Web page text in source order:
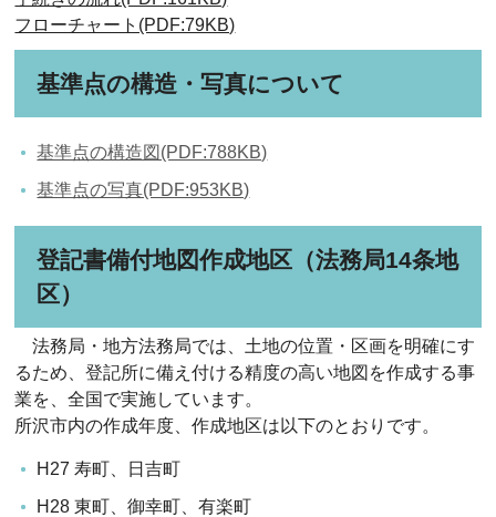
フローチャート(PDF:79KB)
基準点の構造・写真について
基準点の構造図(PDF:788KB)
基準点の写真(PDF:953KB)
登記書備付地図作成地区（法務局14条地
区）
法務局・地方法務局では、土地の位置・区画を明確にす
るため、登記所に備え付ける精度の高い地図を作成する事
業を、全国で実施しています。
所沢市内の作成年度、作成地区は以下のとおりです。
H27 寿町、日吉町
H28 東町、御幸町、有楽町